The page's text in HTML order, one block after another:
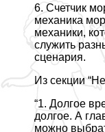
6. Счетчик
механика
механики,
служить
сценария.
Из секции
“1. Долгое
долгое. А
можно